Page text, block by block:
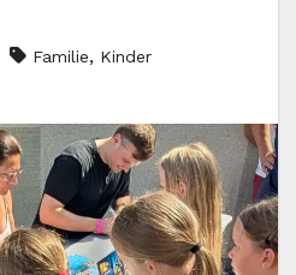
Familie, Kinder